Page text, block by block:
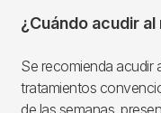
¿Cuándo acudir
Se recomienda acudir
tratamientos